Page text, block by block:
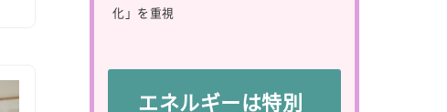
化」を重視
エネルギーは特別